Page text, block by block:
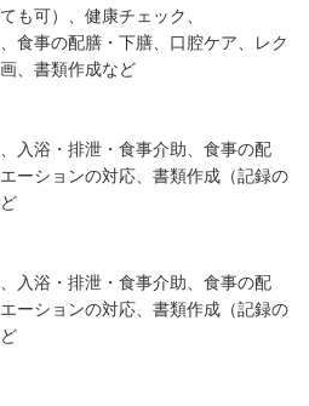
も可）、健康チェック、
食事の配膳・下膳、口腔ケア、レク
、書類作成など
入浴・排泄・食事介助、食事の配
ーションの対応、書類作成（記録の
入浴・排泄・食事介助、食事の配
ーションの対応、書類作成（記録の